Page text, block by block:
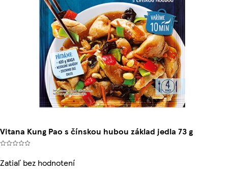
Vitana Kung Pao s čínskou hubou základ jedla 73 g
Zatiaľ bez hodnotení